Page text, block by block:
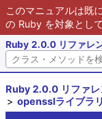
このマニュアルは既
の Ruby を対象とし
Ruby 2.0.0 リファレ
Ruby 2.0.0 リファレ
opensslライブラリ